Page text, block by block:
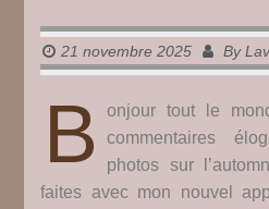
21 novembre 2025 By
B
onjour tout le
commentaires
photos sur
faites avec mon nouvel